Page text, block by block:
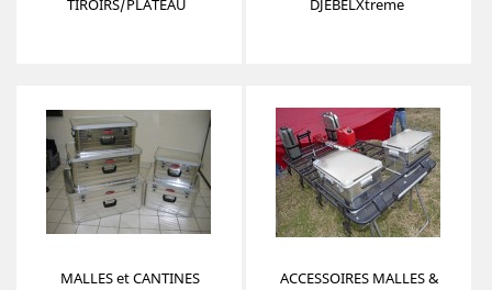
TIROIRS/PLATEAU
DJEBELXtreme
MALLES et CANTINES
ACCESSOIRES MALLES &